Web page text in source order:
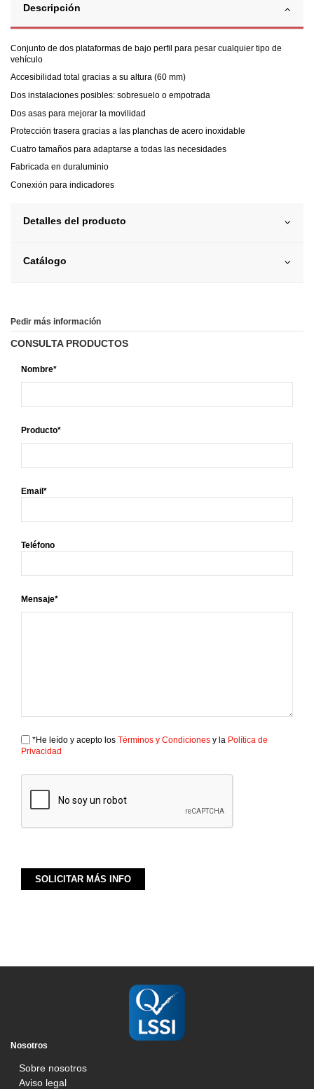
Descripción
Conjunto de dos plataformas de bajo perfil para pesar cualquier tipo de
vehículo
Accesibilidad total gracias a su altura (60 mm)
Dos instalaciones posibles: sobresuelo o empotrada
Dos asas para mejorar la movilidad
Protección trasera gracias a las planchas de acero inoxidable
Cuatro tamaños para adaptarse a todas las necesidades
Fabricada en duraluminio
Conexión para indicadores
Detalles del producto
Catálogo
Pedir más información
CONSULTA PRODUCTOS
Nombre*
Producto*
Email*
Teléfono
Mensaje*
*He leído y acepto los Términos y Condiciones y la Política de
Privacidad
Nosotros
Sobre nosotros
Aviso legal